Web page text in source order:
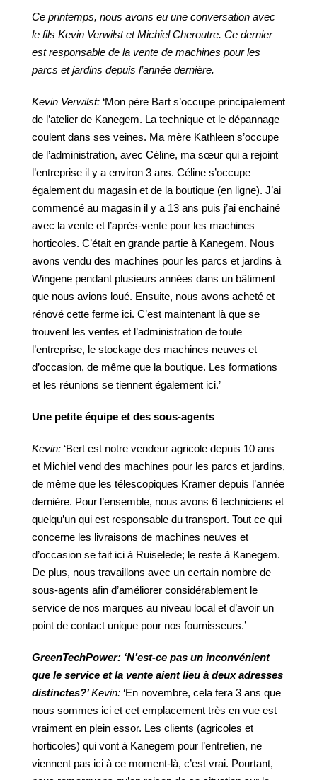
Ce printemps, nous avons eu une conversation avec
le fils Kevin Verwilst et Michiel Cheroutre. Ce dernier
est responsable de la vente de machines pour les
parcs et jardins depuis l’année dernière.
Kevin Verwilst: ‘Mon père Bart s’occupe principalement
de l’atelier de Kanegem. La technique et le dépannage
coulent dans ses veines. Ma mère Kathleen s’occupe
de l’administration, avec Céline, ma sœur qui a rejoint
l’entreprise il y a environ 3 ans. Céline s’occupe
également du magasin et de la boutique (en ligne). J’ai
commencé au magasin il y a 13 ans puis j’ai enchainé
avec la vente et l’après-vente pour les machines
horticoles. C’était en grande partie à Kanegem. Nous
avons vendu des machines pour les parcs et jardins à
Wingene pendant plusieurs années dans un bâtiment
que nous avions loué. Ensuite, nous avons acheté et
rénové cette ferme ici. C’est maintenant là que se
trouvent les ventes et l’administration de toute
l’entreprise, le stockage des machines neuves et
d’occasion, de même que la boutique. Les formations
et les réunions se tiennent également ici.’
Une petite équipe et des sous-agents
Kevin: ‘Bert est notre vendeur agricole depuis 10 ans
et Michiel vend des machines pour les parcs et jardins,
de même que les télescopiques Kramer depuis l’année
dernière. Pour l’ensemble, nous avons 6 techniciens et
quelqu’un qui est responsable du transport. Tout ce qui
concerne les livraisons de machines neuves et
d’occasion se fait ici à Ruiselede; le reste à Kanegem.
De plus, nous travaillons avec un certain nombre de
sous-agents afin d’améliorer considérablement le
service de nos marques au niveau local et d’avoir un
point de contact unique pour nos fournisseurs.’
GreenTechPower: ‘N’est-ce pas un inconvénient
que le service et la vente aient lieu à deux adresses
distinctes?’ Kevin: ‘En novembre, cela fera 3 ans que
nous sommes ici et cet emplacement très en vue est
vraiment en plein essor. Les clients (agricoles et
horticoles) qui vont à Kanegem pour l’entretien, ne
viennent pas ici à ce moment-là, c’est vrai. Pourtant,